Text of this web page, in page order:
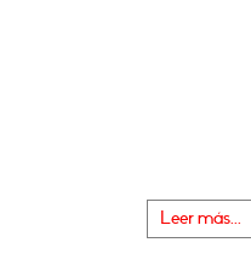
Leer más...